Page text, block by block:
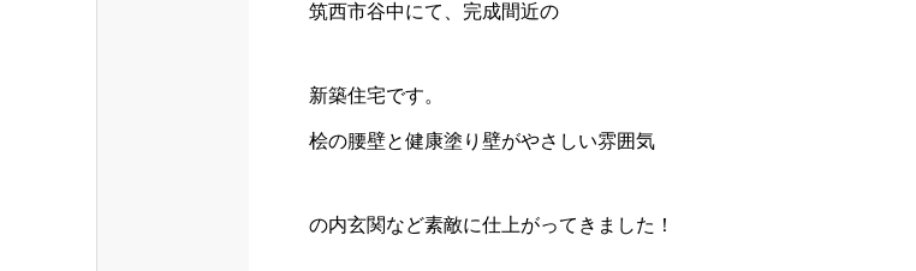
筑西市谷中にて、完成間近の
新築住宅です。
桧の腰壁と健康塗り壁がやさしい雰囲気
の内玄関など素敵に仕上がってきました！